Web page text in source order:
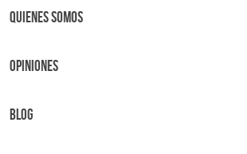
Quienes Somos
OPINIONES
BLOG